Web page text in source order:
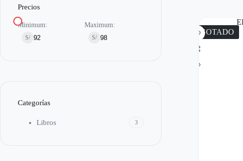
AGOTADO
Precios
Minimum:
S/
Maximum:
S/
Categorías
Libros 3